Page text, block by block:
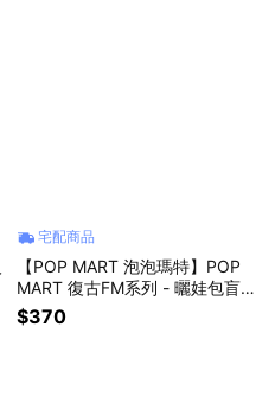
宅配商品
【POP MART 泡泡瑪特】POP
MART 復古FM系列 - 曬娃包盲
盒(1入)
$370